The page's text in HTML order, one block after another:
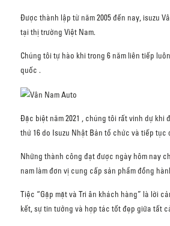
Được thành lập từ năm 2005 đến nay, isuzu
tại thị trường Việt Nam.
Chúng tôi tự hào khi trong 6 năm liên tiếp
quốc .
Đặc biệt năm 2021 , chúng tôi rất vinh dự
thứ 16 do Isuzu Nhật Bản tổ chức và tiếp
Những thành công đạt được ngày hôm nay
nam làm đơn vị cung cấp sản phẩm đồng
Tiệc “Gặp mặt và Tri ân khách hàng” là lời
kết, sự tin tưởng và hợp tác tốt đẹp giữa tất